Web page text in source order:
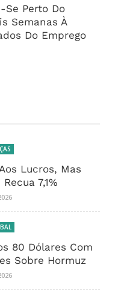
Se Perto Do
Semanas À
Do Emprego
Lucros, Mas
7,1%
80 Dólares Com
Sobre Hormuz